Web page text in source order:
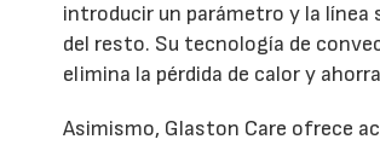
introducir un parámetro y la línea
del resto. Su tecnología de
elimina la pérdida de calor y
Asimismo, Glaston Care ofrece